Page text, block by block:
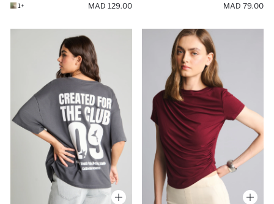
79.00 MAD
129.00 MAD
+1